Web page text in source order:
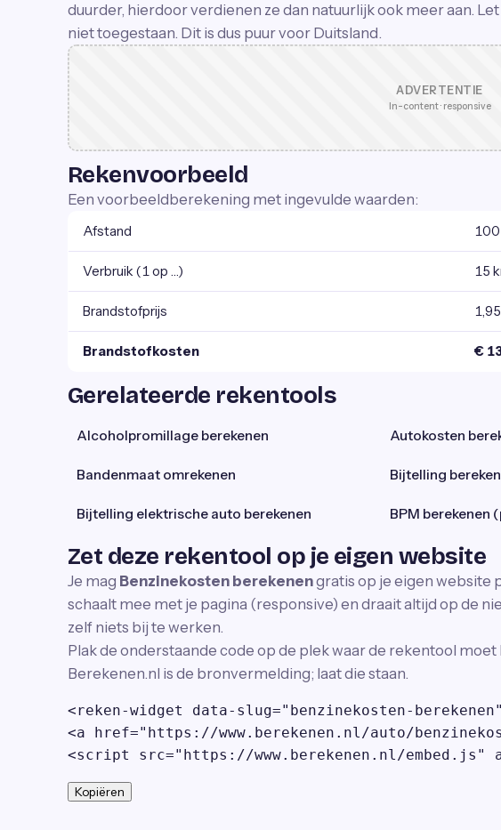
duurder, hierdoor verdienen ze dan natuurlijk ook meer aan.
niet toegestaan. Dit is dus puur voor Duitsland.
ADVERTENTIE
In-content · responsive
Rekenvoorbeeld
Een voorbeeldberekening met ingevulde waarden:
Afstand
Verbruik (1 op …) 15
Brandstofprijs
Brandstofkosten €
Gerelateerde rekentools
Alcoholpromillage berekenen Autokosten
Bandenmaat omrekenen Bijtelling
Bijtelling elektrische auto berekenen BPM berekenen
Zet deze rekentool op je eigen website
Je mag Benzinekosten berekenengratis op je eigen website
schaalt mee met je pagina (responsive) en draait altijd op de
zelf niets bij te werken.
Plak de onderstaande code op de plek waar de rekentool
Berekenen.nl is de bronvermelding; laat die staan.
<reken-widget data-slug="benzinekosten-
<a href="https://www.berekenen.nl/auto/
<script src="https://www.berekenen.nl/embed.js"
Kopiëren